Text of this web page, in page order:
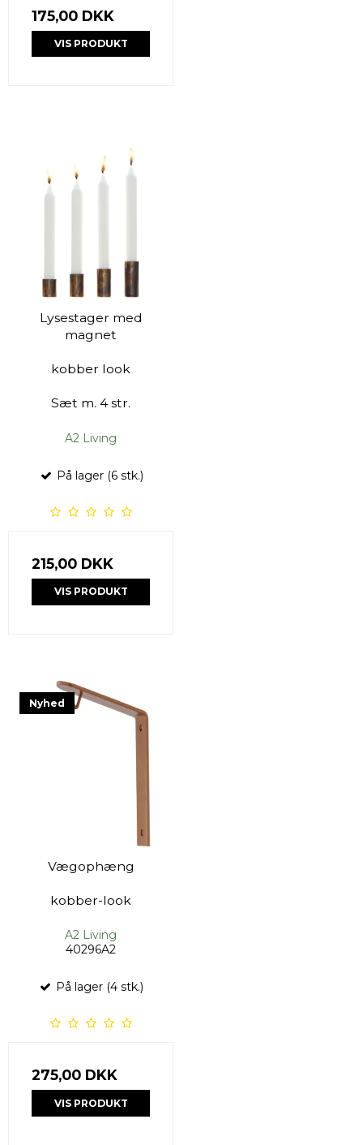
175,00 DKK
VIS PRODUKT
Lysestager med
magnet
kobber look
Sæt m. 4 str.
A2 Living
På lager (6 stk.)
215,00 DKK
VIS PRODUKT
Nyhed
Vægophæng
kobber-look
A2 Living
40296A2
På lager (4 stk.)
275,00 DKK
VIS PRODUKT